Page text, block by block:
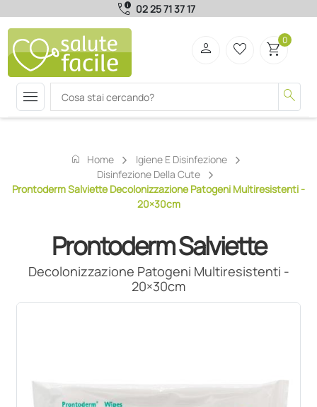
call_quality 02 25 71 37 17
menu search
person favorite_border shopping_cart0
home Home
Igiene E Disinfezione
Disinfezione Della Cute
Prontoderm Salviette Decolonizzazione Patogeni Multiresistenti -
20×30cm
Prontoderm Salviette
Decolonizzazione Patogeni Multiresistenti -
20×30cm